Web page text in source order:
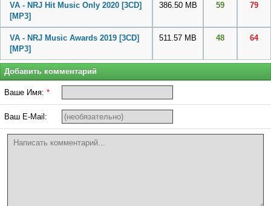
VA - NRJ Hit Music Only 2020 [3CD]
[MP3]
386.50 MB 59 79
VA - NRJ Music Awards 2019 [3CD]
[MP3]
511.57 MB 48 64
Добавить комментарий
Ваше Имя: *
Ваш E-Mail: